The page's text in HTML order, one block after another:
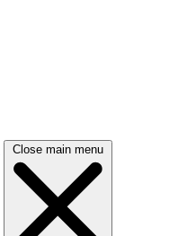
Close main menu